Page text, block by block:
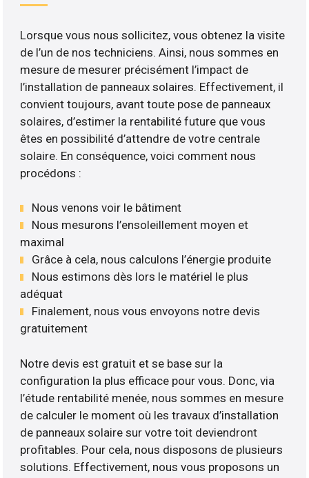
Lorsque vous nous sollicitez, vous obtenez la visite
de l’un de nos techniciens. Ainsi, nous sommes en
mesure de mesurer précisément l’impact de
l’installation de panneaux solaires. Effectivement, il
convient toujours, avant toute pose de panneaux
solaires, d’estimer la rentabilité future que vous
êtes en possibilité d’attendre de votre centrale
solaire. En conséquence, voici comment nous
procédons :
Nous venons voir le bâtiment
Nous mesurons l’ensoleillement moyen et
maximal
Grâce à cela, nous calculons l’énergie produite
Nous estimons dès lors le matériel le plus
adéquat
Finalement, nous vous envoyons notre devis
gratuitement
Notre devis est gratuit et se base sur la
configuration la plus efficace pour vous. Donc, via
l’étude rentabilité menée, nous sommes en mesure
de calculer le moment où les travaux d’installation
de panneaux solaire sur votre toit deviendront
profitables. Pour cela, nous disposons de plusieurs
solutions. Effectivement, nous vous proposons un